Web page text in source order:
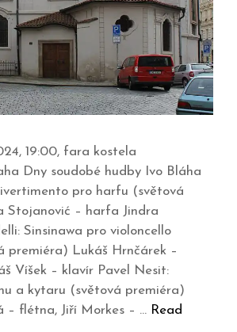
19:00, fara kostela
Dny soudobé hudby Ivo Bláha
pro harfu (světová
Stojanović – harfa Jindra
Sinsinawa pro violoncello
premiéra) Lukáš Hrnčárek –
Víšek – klavír Pavel Nesit:
a kytaru (světová premiéra)
– flétna, Jiří Morkes – … Read